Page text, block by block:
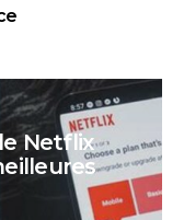
Netflix